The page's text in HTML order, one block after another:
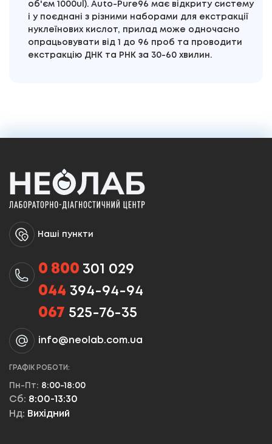
об'єм 1000ul). Auto-Pure96 має відкриту систему
і у поєднані з різними наборами для екстракції
нуклеїнових кислот, прилад може одночасно
опрацьовувати від 1 до 96 проб та проводити
екстракцію ДНК та РНК за 30-60 хвилин.
Наші пункти
0 800 301 029
044 394-94-94
067 525-76-35
info@neolab.com.ua
ГРАФІК РОБОТИ:
Пн-Пт: 8:00-18:00
Сб: 8:00-13:30
Нд: Вихідний